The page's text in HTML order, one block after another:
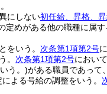
にしない初任給、昇格、
めがある他の職種に属す
をいう。 次条第1項第2号
。 次条第1項第2号におい
う。)がある職員であって
よる号給の調整をいう。